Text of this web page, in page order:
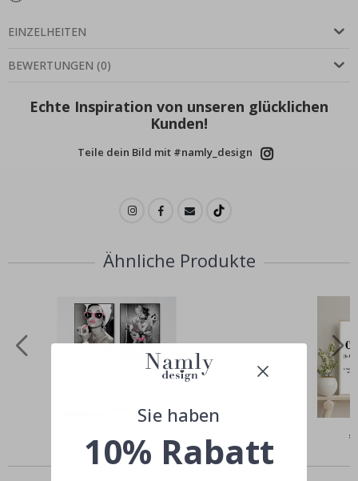
EINZELHEITEN
BEWERTUNGEN (0)
Echte Inspiration von unseren glücklichen
Kunden!
Teile dein Bild mit #namly_design
Ähnliche Produkte
Price
Andere kauften auch
Sie haben
10% Rabatt